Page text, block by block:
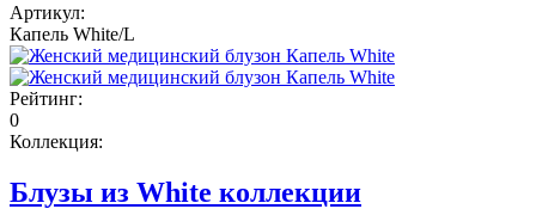
Артикул:
Капель White/L
Рейтинг:
0
Коллекция:
Блузы из White коллекции